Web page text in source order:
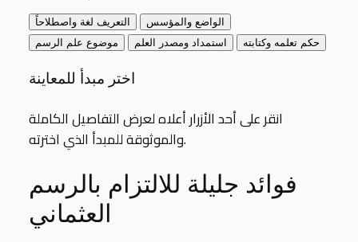
التعريف لغة واصطلاحاً
الواضع والمؤسس
موضوع علم الرسم
استمداد ومصدر العلم حكم تعلمه وكتابته
اختر مبدأ للمعاينة
انقر على أحد الأزرار أعلاه لعرض التفاصيل الكاملة
والموثوقة للمبدأ الذي اخترته.
فوائد جليلة للالتزام بالرسم
العثماني